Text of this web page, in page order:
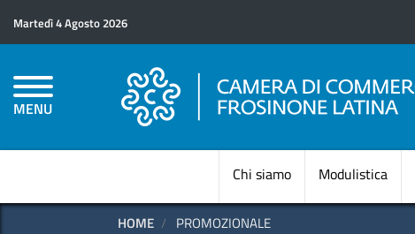
Martedì 4 Agosto 2026
MENU
Chi siamo Modulistica
HOME PROMOZIONALE